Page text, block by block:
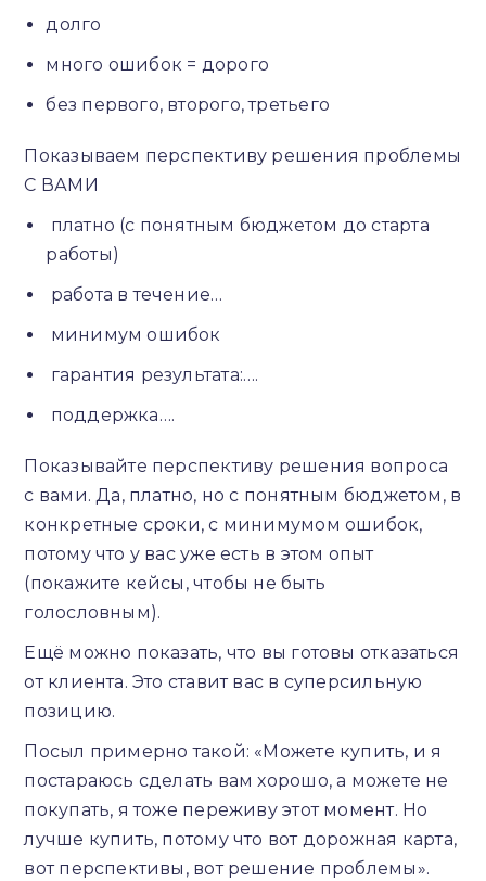
долго
много ошибок = дорого
без первого, второго, третьего
Показываем перспективу решения проблемы
С ВАМИ
платно (с понятным бюджетом до старта
работы)
работа в течение…
минимум ошибок
гарантия результата:….
поддержка….
Показывайте перспективу решения вопроса
с вами. Да, платно, но с понятным бюджетом, в
конкретные сроки, с минимумом ошибок,
потому что у вас уже есть в этом опыт
(покажите кейсы, чтобы не быть
голословным).
Ещё можно показать, что вы готовы отказаться
от клиента. Это ставит вас в суперсильную
позицию.
Посыл примерно такой: «Можете купить, и я
постараюсь сделать вам хорошо, а можете не
покупать, я тоже переживу этот момент. Но
лучше купить, потому что вот дорожная карта,
вот перспективы, вот решение проблемы».